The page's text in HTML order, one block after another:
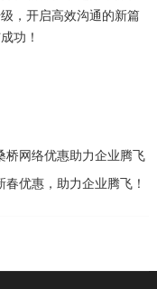
，开启高效沟通的新篇
功！
桥网络优惠助力企业腾飞
优惠，助力企业腾飞！